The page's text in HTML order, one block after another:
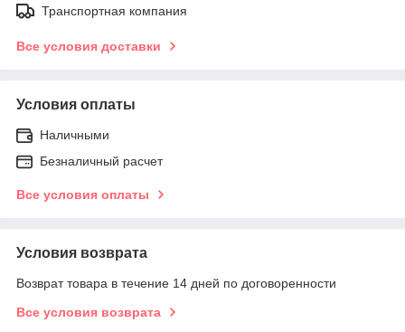
Транспортная компания
Все условия доставки
Условия оплаты
Наличными
Безналичный расчет
Все условия оплаты
Условия возврата
Возврат товара в течение 14 дней по договоренности
Все условия возврата